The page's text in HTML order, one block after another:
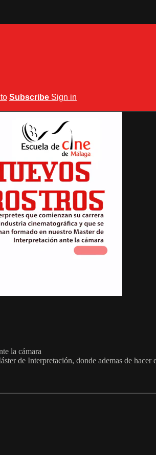
Subscribe Sign in
la cámara
de Interpretación, donde ademas de